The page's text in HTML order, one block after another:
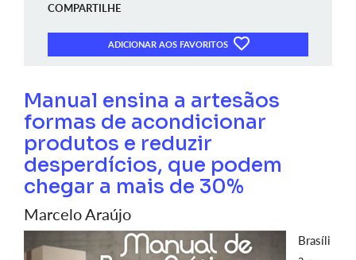
COMPARTILHE
ADICIONAR AOS FAVORITOS
Manual ensina a artesãos
formas de acondicionar
produtos e reduzir
desperdícios, que podem
chegar a mais de 30%
Marcelo Araújo
Brasíli